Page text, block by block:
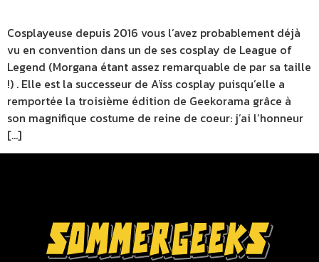
Cosplayeuse depuis 2016 vous l’avez probablement déjà
vu en convention dans un de ses cosplay de League of
Legend (Morgana étant assez remarquable de par sa taille
!) . Elle est la successeur de Aïss cosplay puisqu’elle a
remportée la troisième édition de Geekorama grâce à
son magnifique costume de reine de coeur: j’ai l’honneur
[…]